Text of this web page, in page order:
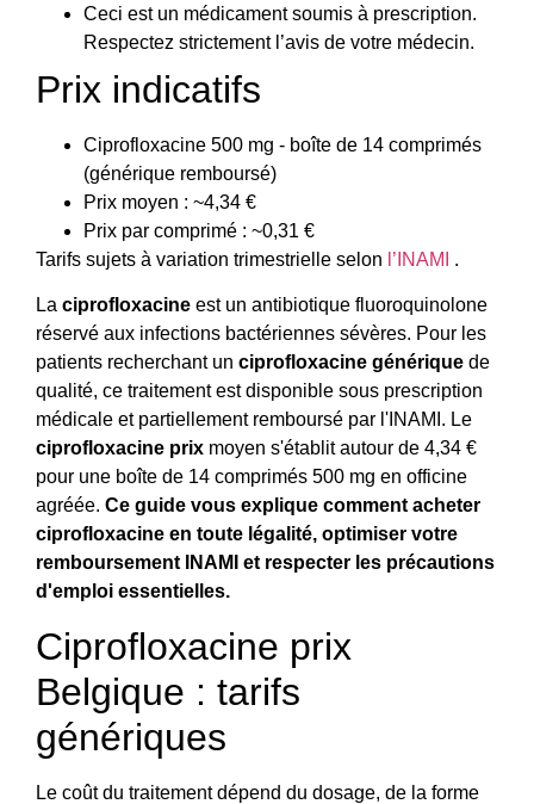
Ceci est un médicament soumis à prescription.
Respectez strictement l’avis de votre médecin.
Prix indicatifs
Ciprofloxacine 500 mg - boîte de 14 comprimés
(générique remboursé)
Prix moyen : ~4,34 €
Prix par comprimé : ~0,31 €
Tarifs sujets à variation trimestrielle selon l’INAMI .
La ciprofloxacine est un antibiotique fluoroquinolone
réservé aux infections bactériennes sévères. Pour les
patients recherchant un ciprofloxacine générique de
qualité, ce traitement est disponible sous prescription
médicale et partiellement remboursé par l'INAMI. Le
ciprofloxacine prix moyen s'établit autour de 4,34 €
pour une boîte de 14 comprimés 500 mg en officine
agréée. Ce guide vous explique comment acheter
ciprofloxacine en toute légalité, optimiser votre
remboursement INAMI et respecter les précautions
d'emploi essentielles.
Ciprofloxacine prix
Belgique : tarifs
génériques
Le coût du traitement dépend du dosage, de la forme